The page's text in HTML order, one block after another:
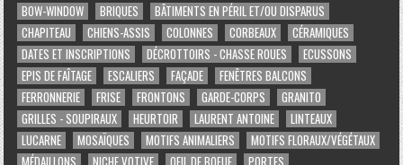
BOW-WINDOW
BRIQUES
BÂTIMENTS EN PÉRIL ET/OU DISPARUS
CHAPITEAU
CHIENS-ASSIS COLONNES CORBEAUX
CÉRAMIQUES
DATES ET INSCRIPTIONS
DÉCROTTOIRS - CHASSE ROUES
ECUSSONS
EPIS DE FAÎTAGE
ESCALIERS FAÇADE
FENÊTRES BALCONS
FERRONNERIE
FRISE FRONTONS GARDE-CORPS
GRANITO
GRILLES - SOUPIRAUX
HEURTOIR LAURENT ANTOINE
LINTEAUX
LUCARNE
MOSAÏQUES MOTIFS ANIMALIERS
MOTIFS FLORAUX/VÉGÉTAUX
MÉDAILLONS
NICHE VOTIVE OEIL DE BOEUF
PORTES